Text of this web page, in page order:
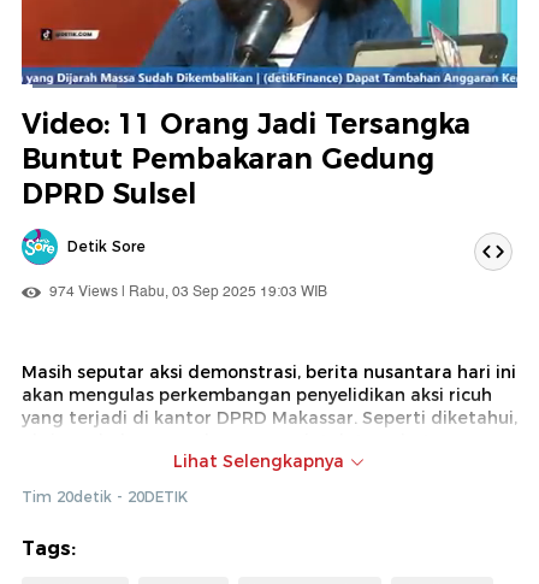
Berhenti
Suara
Hidup
Saat
ini
Dimuat:
Video: 11 Orang Jadi Tersangka
Buntut Pembakaran Gedung
DPRD Sulsel
Detik Sore
974 Views | Rabu, 03 Sep 2025 19:03 WIB
Masih seputar aksi demonstrasi, berita nusantara hari ini
akan mengulas perkembangan penyelidikan aksi ricuh
yang terjadi di kantor DPRD Makassar. Seperti diketahui,
menewaskan sejumlah korban yang tengah berada di
dalam gedung. Siapa saja sosok yang telah diciduk oleh
polisi? Ikuti laporan langsungnya.
Lihat Selengkapnya
Tim 20detik - 20DETIK
Tags: